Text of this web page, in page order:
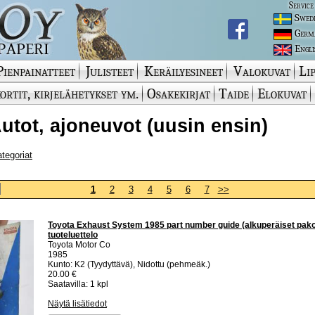
Julisteet Keräilyesineet Valokuvat
kirjelähetykset ym. Osakekirjat Taide Elokuvat
ajoneuvot (uusin ensin)
1 2 3 4 5 6 7 >>
Toyota Exhaust System 1985 part number guide (alkuperäiset
tuoteluettelo
Toyota Motor Co
1985
Kunto: K2 (Tyydyttävä), Nidottu (pehmeäk.)
20.00 €
Saatavilla: 1 kpl
Näytä lisätiedot